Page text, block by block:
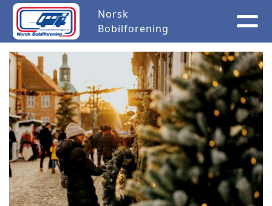
Norsk
Bobilforening